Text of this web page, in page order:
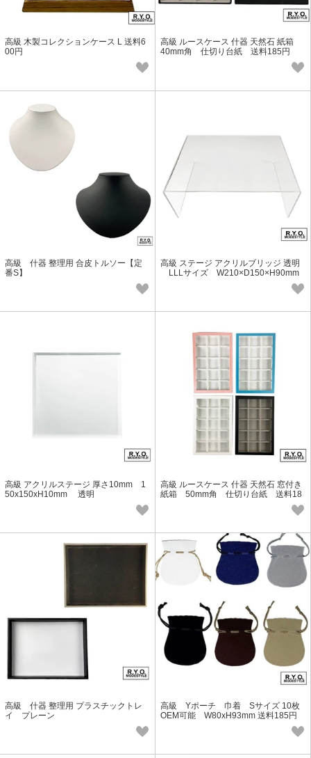
高級 木製コレクションケース L 送料6
00円
高級 ルースケース 什器 天然石 紙箱
40mm角 仕切り台紙 送料185円
高級 什器 整理用 合皮トルソー【定
番S】
高級 ステージ アクリルブリッジ 透明
LLLサイズ W210×D150×H90mm
高級 アクリルステージ 厚さ10mm 1
50x150xH10mm 透明
高級 ルースケース 什器 天然石 窓付き
紙箱 50mm角 仕切り台紙 送料18
高級 什器 整理用 プラスチックトレ
イ プレーン
高級 Yポーチ 巾着 Sサイズ 10枚
OEM可能 W80xH93mm 送料185円